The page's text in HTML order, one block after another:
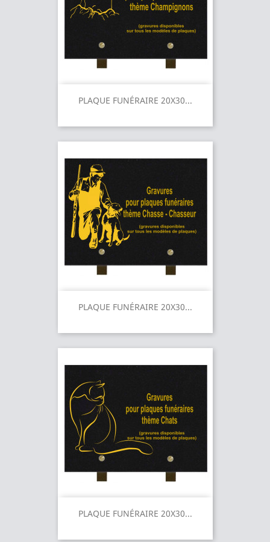
PLAQUE FUNÉRAIRE 20X30...
PLAQUE FUNÉRAIRE 20X30...
PLAQUE FUNÉRAIRE 20X30...